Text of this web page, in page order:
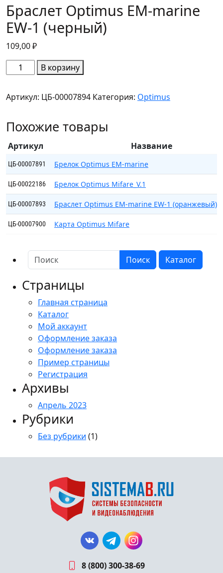
Браслет Optimus EM-marine
EW-1 (черный)
109,00₽
Количество
товара
Optimus
marine
1
(черный)
В корзину
Артикул: ЦБ-00007894 Категория: Optimus
Похожие товары
Артикул Название
ЦБ-00007891 Брелок Optimus EM-marine
ЦБ-00022186 Брелок Optimus Mifare_V.1
ЦБ-00007893 Браслет Optimus EM-marine EW-1 (оранжевый)
ЦБ-00007900 Карта Optimus Mifare
Поиск Каталог
Страницы
Главная страница
Каталог
Мой аккаунт
Оформление заказа
Оформление заказа
Пример страницы
Регистрация
Архивы
Апрель 2023
Рубрики
Без рубрики (1)
8 (800) 300-38-69